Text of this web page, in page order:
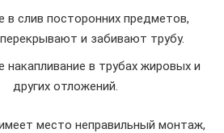
в слив посторонних предметов,
и забивают трубу.
накапливание в трубах жировых и
других отложений.
место неправильный монтаж,